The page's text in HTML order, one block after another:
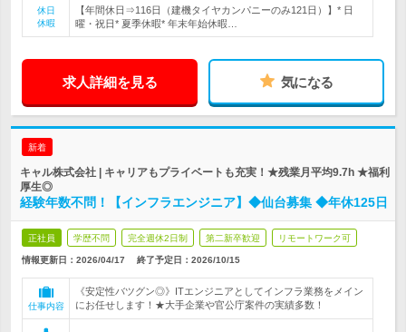
休日
休暇
【年間休日⇒116日（建機タイヤカンパニーのみ121日）】* 日
曜・祝日* 夏季休暇* 年末年始休暇…
求人詳細を見る 気になる
新着
キャル株式会社 | キャリアもプライベートも充実！★残業月平均9.7h ★福利
厚生◎
経験年数不問！【インフラエンジニア】◆仙台募集 ◆年休125日
正社員 学歴不問 完全週休2日制 第二新卒歓迎 リモートワーク可
情報更新日：2026/04/17 終了予定日： 2026/10/15
仕事内容
《安定性バツグン◎》ITエンジニアとしてインフラ業務をメイン
にお任せします！★大手企業や官公庁案件の実績多数！